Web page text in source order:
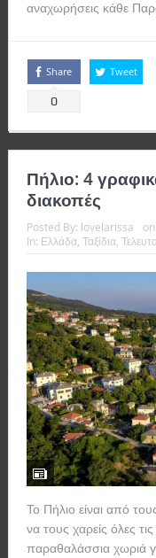
αναχωρήσεις κάθε
Share
0
Tweet
Πήλιο: 4
διακοπές
Posted By: lovelarissa on:
In: Ελλάδα, Ταξίδια,
Το Πήλιο είναι από
να τους χαρείς όλες
παραθαλάσσια χωριά